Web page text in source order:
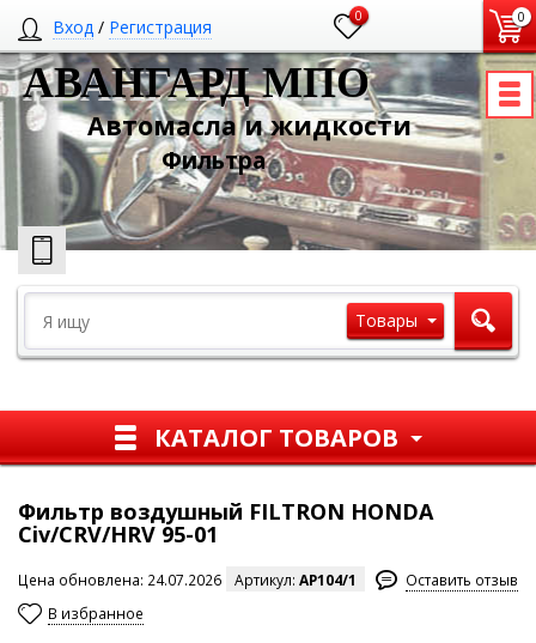
Вход / Регистрация 0 0
АВАНГАРД МПО
Автомасла и жидкости
Фильтра
Товары
КАТАЛОГ ТОВАРОВ
Фильтр воздушный FILTRON HONDA
Civ/CRV/HRV 95-01
Цена обновлена: 24.07.2026 Артикул:AP104/1
Оставить отзыв
В избранное